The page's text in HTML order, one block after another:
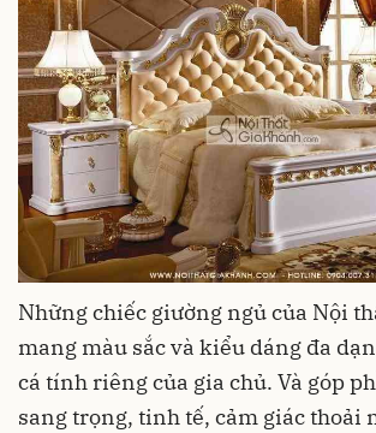
Những chiếc giường ngủ của Nội
mang màu sắc và kiểu dáng đa
cá tính riêng của gia chủ. Và góp
sang trọng, tinh tế, cảm giác thoải